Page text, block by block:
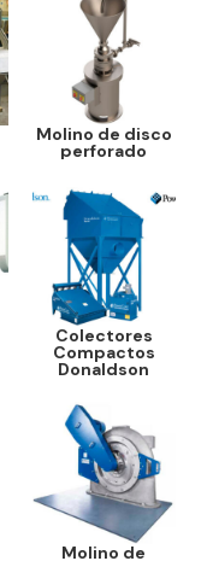
Molino de disco
perforado
Colectores
Compactos
Donaldson
Molino de